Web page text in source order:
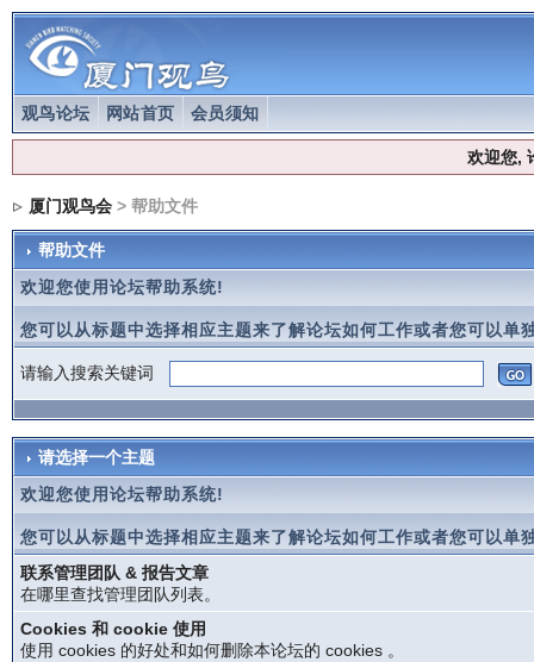
观鸟论坛 网站首页 会员须知
欢迎您,
厦门观鸟会> 帮助文件
帮助文件
欢迎您使用论坛帮助系统!
您可以从标题中选择相应主题来了解论坛如何工作或者您可以单
请输入搜索关键词
请选择一个主题
欢迎您使用论坛帮助系统!
您可以从标题中选择相应主题来了解论坛如何工作或者您可以单
联系管理团队 & 报告文章
在哪里查找管理团队列表。
Cookies 和 cookie 使用
使用 cookies 的好处和如何删除本论坛的 cookies 。